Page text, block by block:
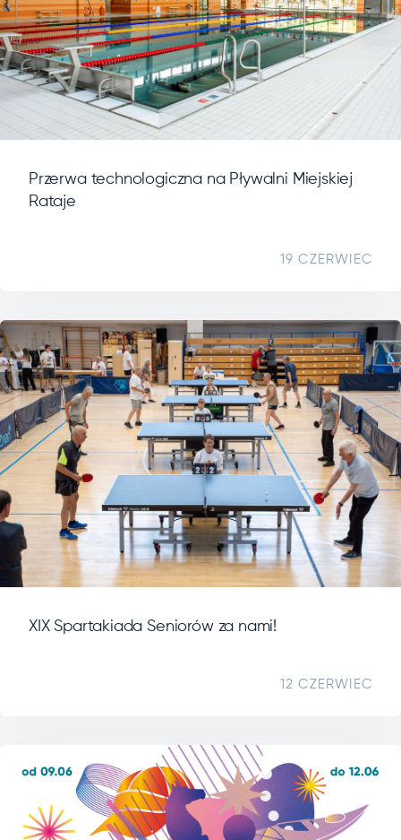
Przerwa technologiczna na Pływalni Miejskiej
Rataje
19 CZERWIEC
XIX Spartakiada Seniorów za nami!
12 CZERWIEC